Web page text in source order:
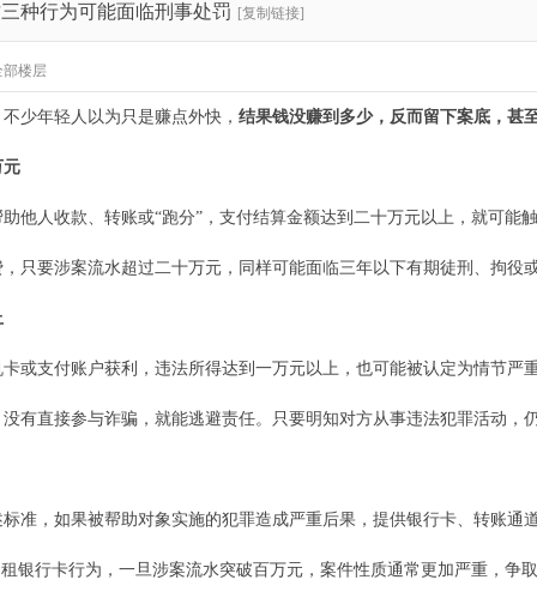
种行为可能面临刑事处罚 [复制链接]
部楼层
少年轻人以为只是赚点外快， 结果钱没赚到多少，反而留下案底，甚
元
他人收款、转账或“跑分”，支付结算金额达到二十万元以上，就可能
只要涉案流水超过二十万元，同样可能面临三年以下有期徒刑、拘役
或支付账户获利，违法所得达到一万元以上，也可能被认定为情节严
有直接参与诈骗，就能逃避责任。只要明知对方从事违法犯罪活动，
准，如果被帮助对象实施的犯罪造成严重后果，提供银行卡、转账通
银行卡行为，一旦涉案流水突破百万元，案件性质通常更加严重，争